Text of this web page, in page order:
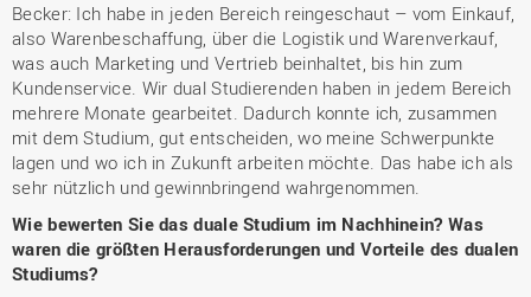
Becker: Ich habe in jeden Bereich reingeschaut – vom Einkauf,
also Warenbeschaffung, über die Logistik und Warenverkauf,
was auch Marketing und Vertrieb beinhaltet, bis hin zum
Kundenservice. Wir dual Studierenden haben in jedem Bereich
mehrere Monate gearbeitet. Dadurch konnte ich, zusammen
mit dem Studium, gut entscheiden, wo meine Schwerpunkte
lagen und wo ich in Zukunft arbeiten möchte. Das habe ich als
sehr nützlich und gewinnbringend wahrgenommen.
Wie bewerten Sie das duale Studium im Nachhinein? Was
waren die größten Herausforderungen und Vorteile des dualen
Studiums?